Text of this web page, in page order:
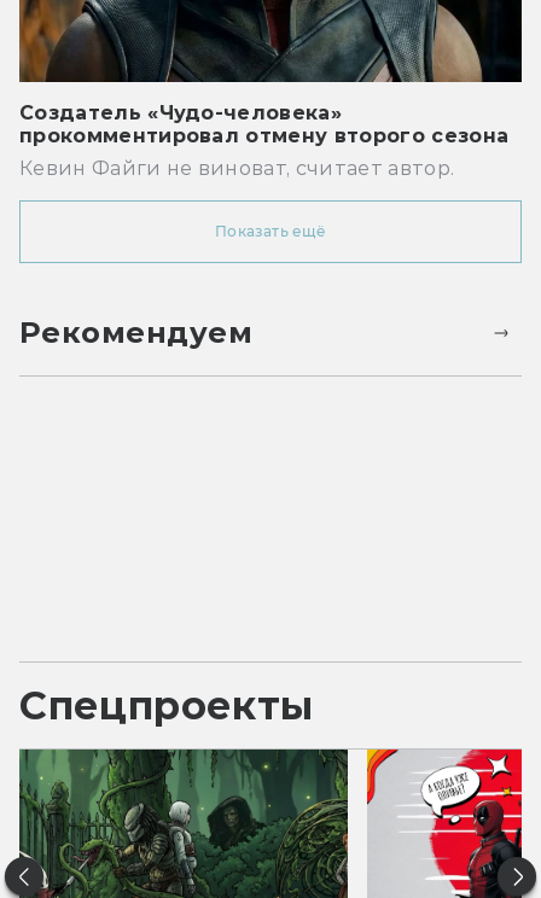
Создатель «Чудо-человека»
прокомментировал отмену второго сезона
Кевин Файги не виноват, считает автор.
Показать ещё
Рекомендуем
Спецпроекты